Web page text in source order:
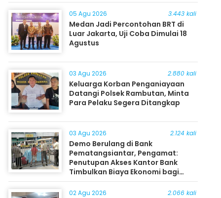
05 Agu 2026 3.443 kali
Medan Jadi Percontohan BRT di
Luar Jakarta, Uji Coba Dimulai 18
Agustus
03 Agu 2026 2.880 kali
Keluarga Korban Penganiayaan
Datangi Polsek Rambutan, Minta
Para Pelaku Segera Ditangkap
03 Agu 2026 2.124 kali
Demo Berulang di Bank
Pematangsiantar, Pengamat:
Penutupan Akses Kantor Bank
Timbulkan Biaya Ekonomi bagi
Masyarakat
02 Agu 2026 2.066 kali